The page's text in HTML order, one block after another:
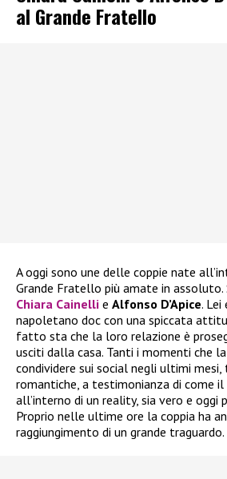
al Grande Fratello
A oggi sono une delle coppie nate
Grande Fratello più amate in assoluto.
Chiara Cainelli e Alfonso D’Apice. Lei
napoletano doc con una spiccata
fatto sta che la loro relazione è
usciti dalla casa. Tanti i momenti che
condividere sui social negli ultimi mesi,
romantiche, a testimonianza di come
all’interno di un reality, sia vero e oggi
Proprio nelle ultime ore la coppia ha
raggiungimento di un grande traguardo.